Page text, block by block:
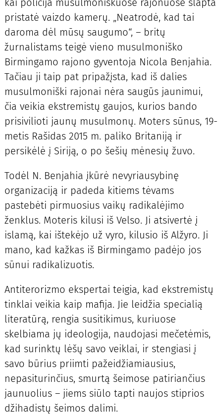
pristatė vaizdo kamerų. „Neatrodė, kad tai
daroma dėl mūsų saugumo“, – britų
žurnalistams teigė vieno musulmoniško
Birmingamo rajono gyventoja Nicola Benjahia.
Tačiau ji taip pat pripažįsta, kad iš dalies
musulmoniški rajonai nėra saugūs jaunimui,
čia veikia ekstremistų gaujos, kurios bando
prisivilioti jaunų musulmonų. Moters sūnus, 19-
metis Rašidas 2015 m. paliko Britaniją ir
persikėlė į Siriją, o po šešių mėnesių žuvo.
Todėl N. Benjahia įkūrė nevyriausybinę
organizaciją ir padeda kitiems tėvams
pastebėti pirmuosius vaikų radikalėjimo
ženklus. Moteris kilusi iš Velso. Ji atsivertė į
islamą, kai ištekėjo už vyro, kilusio iš Alžyro. Ji
mano, kad kažkas iš Birmingamo padėjo jos
sūnui radikalizuotis.
Antiterorizmo ekspertai teigia, kad ekstremistų
tinklai veikia kaip mafija. Jie leidžia specialią
literatūrą, rengia susitikimus, kuriuose
skelbiama jų ideologija, naudojasi mečetėmis,
kad surinktų lėšų savo veiklai, ir stengiasi į
savo būrius priimti pažeidžiamiausius,
nepasiturinčius, smurtą šeimose patiriančius
jaunuolius – jiems siūlo tapti naujos stiprios
džihadistų šeimos dalimi.